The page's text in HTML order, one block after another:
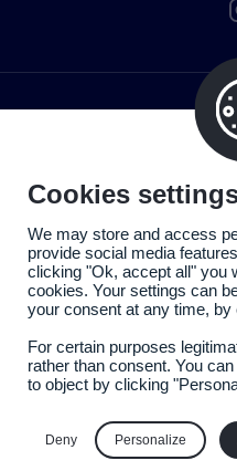
Cookies
We may store and access
provide social media
clicking "Ok, accept all" you
cookies. Your settings can
your consent at any time,
For certain purposes
rather than consent. You
to object by clicking
Deny Personalize